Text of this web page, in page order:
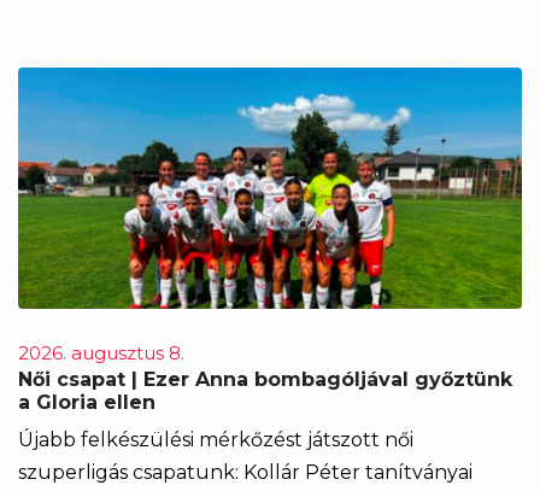
2026. augusztus 8.
Női csapat | Ezer Anna bombagóljával győztünk
a Gloria ellen
Újabb felkészülési mérkőzést játszott női
szuperligás csapatunk: Kollár Péter tanítványai